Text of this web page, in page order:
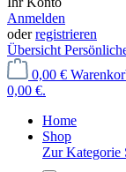
Anmelden
oderregistrieren
Übersicht
0,00 €
0,00 €.
Home
Shop
Zur Kategorie